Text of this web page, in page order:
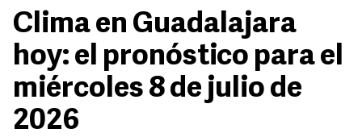
Clima en Guadalajara
hoy: el pronóstico para el
miércoles 8 de julio de
2026